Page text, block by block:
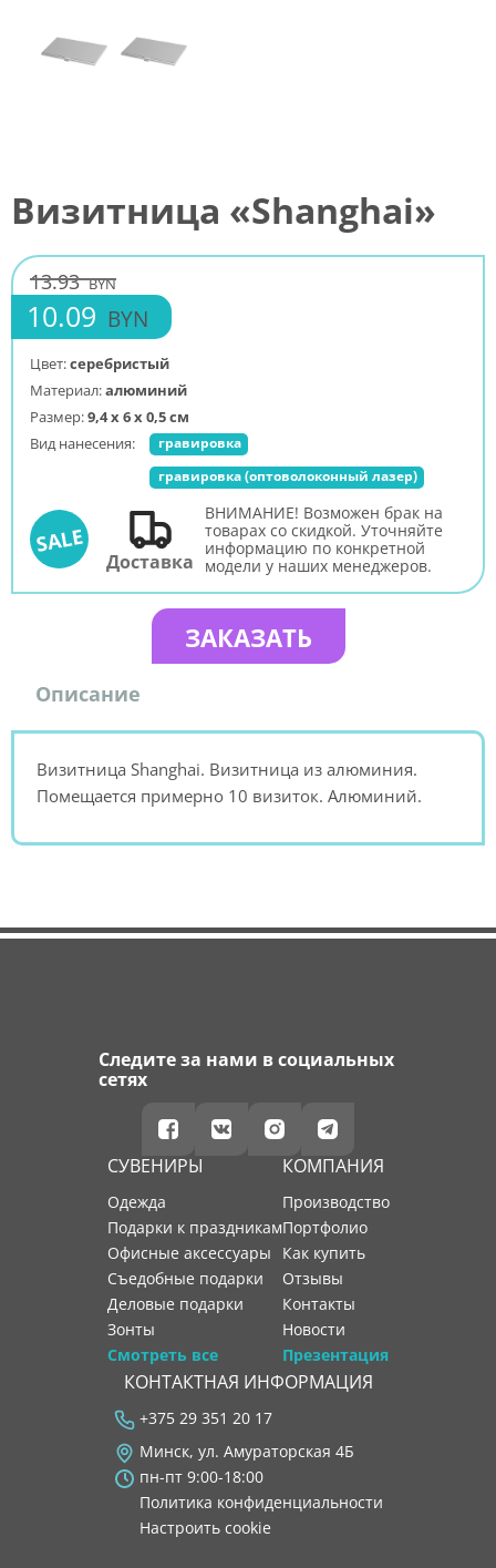
Визитница «Shanghai»
13.93 BYN
10.09 BYN
Цвет:серебристый
Материал:алюминий
Размер:9,4 х 6 х 0,5 см
Вид нанесения:
гравировка
гравировка (оптоволоконный лазер)
SALE
Доставка
ВНИМАНИЕ! Возможен брак на
товарах со скидкой. Уточняйте
информацию по конкретной
модели у наших менеджеров.
ЗАКАЗАТЬ
Описание
Визитница Shanghai. Визитница из алюминия.
Помещается примерно 10 визиток. Алюминий.
Следите за нами в социальных
сетях
СУВЕНИРЫ
Одежда
Подарки к праздникам
Офисные аксессуары
Съедобные подарки
Деловые подарки
Зонты
Смотреть все
КОМПАНИЯ
производство
портфолио
как купить
отзывы
контакты
новости
Презентация
КОНТАКТНАЯ ИНФОРМАЦИЯ
+375 29 351 20 17
Минск, ул. Амураторская 4Б
пн-пт 9:00-18:00
Политика конфиденциальности
Настроить cookie